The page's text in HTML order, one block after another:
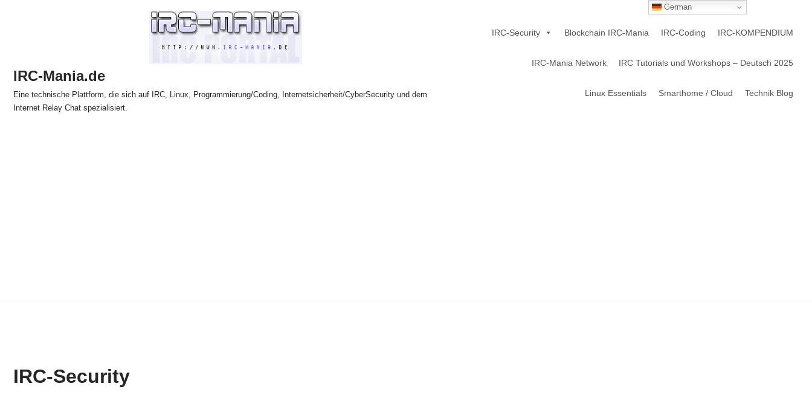
IRC-Mania.de
Eine technische Plattform, die sich auf IRC, Linux, Programmierung/Coding, Internetsicherheit/CyberSecurity und dem
Internet Relay Chat spezialisiert.
IRC-Security Blockchain IRC-Mania IRC-Coding IRC-KOMPENDIUM
IRC-Mania Network IRC Tutorials und Workshops – Deutsch 2025
Linux Essentials Smarthome / Cloud Technik Blog
IRC-Security
German